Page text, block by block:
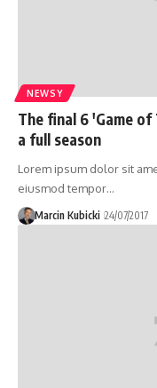
NEWSY
The final 6 'Game
a full season
Lorem ipsum dolor sit
eiusmod tempor…
Marcin Kubicki 24/07/2017